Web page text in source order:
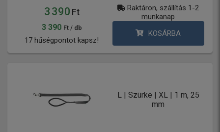
3 390 Ft
3 390 Ft / db
17 hűségpontot kapsz!
Raktáron, szállítás 1-2
munkanap
KOSÁRBA
L | Szürke | XL | 1 m, 25
mm